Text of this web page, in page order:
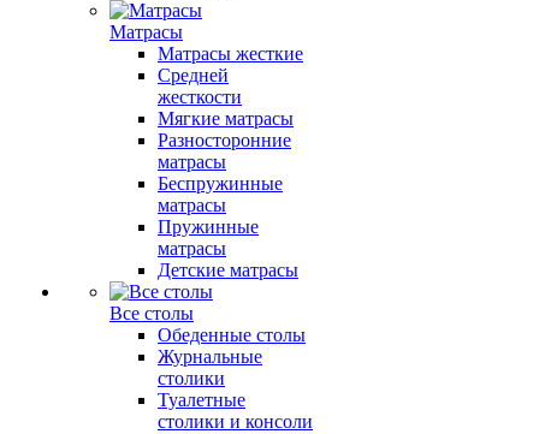
Матрасы
Матрасы жесткие
Средней
жесткости
Мягкие матрасы
Разносторонние
матрасы
Беспружинные
матрасы
Пружинные
матрасы
Детские матрасы
Все столы
Обеденные столы
Журнальные
столики
Туалетные
столики и консоли